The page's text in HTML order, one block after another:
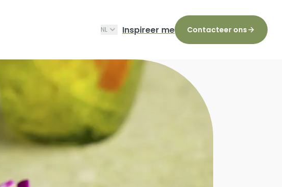
NL Inspireer me Contacteer ons